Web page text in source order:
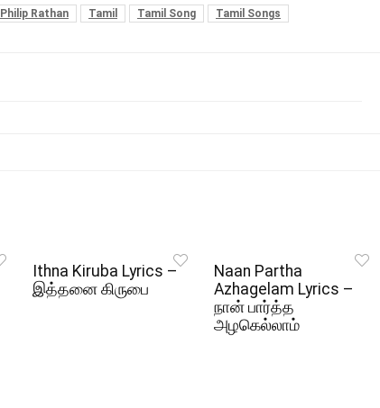
Philip Rathan Tamil Tamil Song Tamil Songs
Ithna Kiruba Lyrics –
இத்தனை கிருபை
Naan Partha
Azhagelam Lyrics –
நான் பார்த்த
அழகெல்லாம்